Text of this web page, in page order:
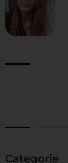
Categorie